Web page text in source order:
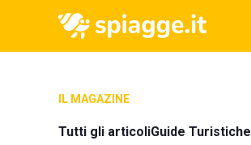
IL MAGAZINE
Tutti gli articoliGuide Turistiche